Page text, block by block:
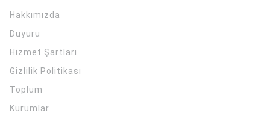
Hakkımızda
Duyuru
Hizmet Şartları
Gizlilik Politikası
Toplum
Kurumlar